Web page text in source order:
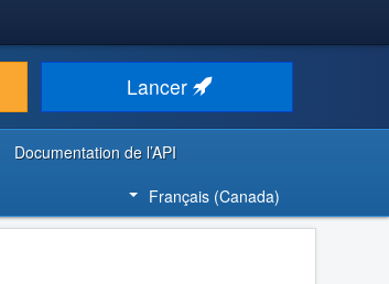
Lancer
Documentation de l’API
Français (Canada)